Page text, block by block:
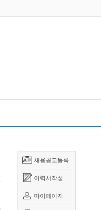
채용공고등록
이력서작성
마이페이지